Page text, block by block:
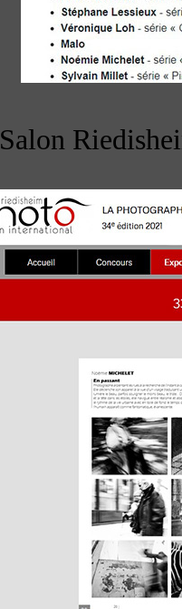
Salon